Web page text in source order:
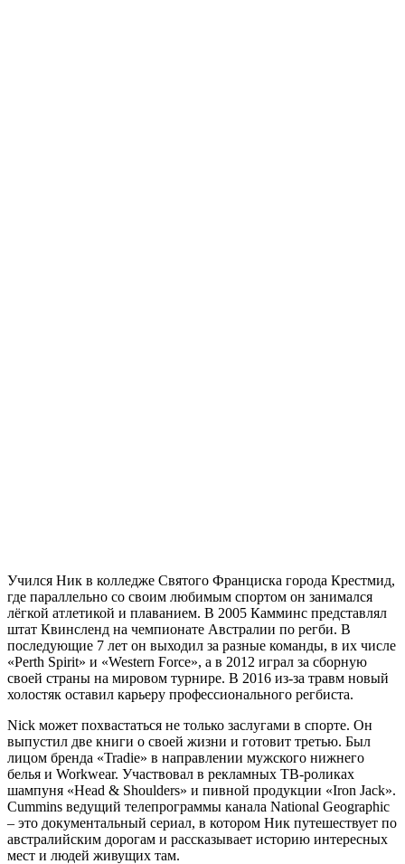
Учился Ник в колледже Святого Франциска города Крестмид,
где параллельно со своим любимым спортом он занимался
лёгкой атлетикой и плаванием. В 2005 Камминс представлял
штат Квинсленд на чемпионате Австралии по регби. В
последующие 7 лет он выходил за разные команды, в их числе
«Perth Spirit» и «Western Force», а в 2012 играл за сборную
своей страны на мировом турнире. В 2016 из-за травм новый
холостяк оставил карьеру профессионального регбиста.
Nick может похвастаться не только заслугами в спорте. Он
выпустил две книги о своей жизни и готовит третью. Был
лицом бренда «Tradie» в направлении мужского нижнего
белья и Workwear. Участвовал в рекламных ТВ-роликах
шампуня «Head & Shoulders» и пивной продукции «Iron Jack».
Cummins ведущий телепрограммы канала National Geographic
– это документальный сериал, в котором Ник путешествует по
австралийским дорогам и рассказывает историю интересных
мест и людей живущих там.